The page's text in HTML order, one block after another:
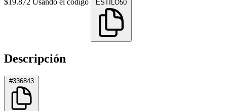
ESTILO50
Descripción
#336843